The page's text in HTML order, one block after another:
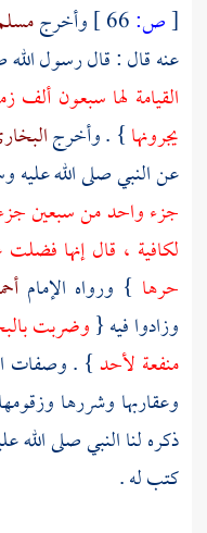
[ص: وأخرج
عنه قال : قال رسول
القيامة لها سبعون
يجرونها} . وأخرج
عن النبي صلى الله
جزء واحد من سبعين
لكافية ، قال إنها
حرها } ورواه الإمام
وزادوا فيه {وضربت
منفعة لأحد} . وصفات
وعقاربها وشررها
ذكره لنا النبي صلى الله
كتب له .